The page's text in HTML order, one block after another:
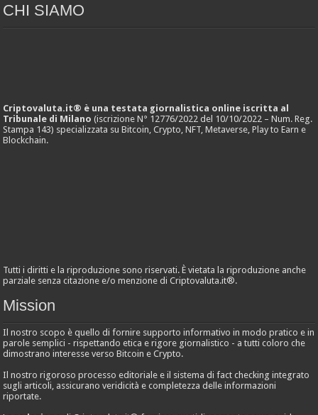
CHI SIAMO
Criptovaluta.it® è una testata giornalistica online iscritta al
Tribunale di Milano (iscrizione N° 12776/2022 del 10/10/2022 – Num. Reg.
Stampa 143) specializzata su Bitcoin, Crypto, NFT, Metaverse, Play to Earn e
Blockchain.
Tutti i diritti e la riproduzione sono riservati. È vietata la riproduzione anche
parziale senza citazione e/o menzione di Criptovaluta.it®.
Mission
Il nostro scopo è quello di fornire supporto informativo in modo pratico e in
parole semplici - rispettando etica e rigore giornalistico - a tutti coloro che
dimostrano interesse verso Bitcoin e Crypto.
Il nostro rigoroso processo editoriale e il sistema di fact checking integrato
sugli articoli, assicurano veridicità e completezza delle informazioni
riportate.